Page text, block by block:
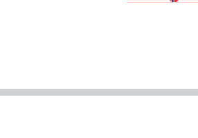
Footer